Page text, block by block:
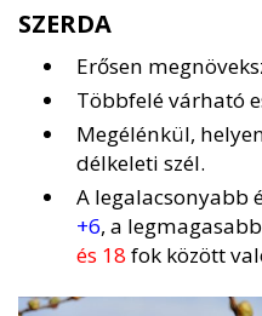
SZERDA
Erősen
Többfelé várható
Megélénkül,
délkeleti szél.
A legalacsonyabb
+6, a
és 18 fok között